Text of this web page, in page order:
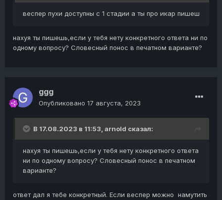
веспер пухи доступны с 1 стадии а ты про икар пишеш
нахуя ты пишешь,если у тебя нету конкретного ответа ни по
одному вопросу? Словесный понос в печатном варианте?
ggg
Опубликовано 17 августа, 2023
В 17.08.2023 в 11:53, arnold сказал:
нахуя ты пишешь,если у тебя нету конкретного ответа
ни по одному вопросу? Словесный понос в печатном
варианте?
ответ дал я тебе конкретный. Если веспер можно намутить